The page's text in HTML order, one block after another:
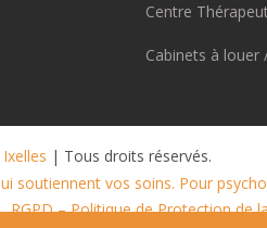
Centre
Cabinets à louer
| Tous droits réservés.
soutiennent vos soins. Pour
RGPD – Politique de Protection de